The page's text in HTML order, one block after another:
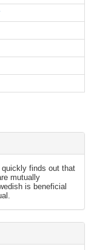
finds out that
mutually
is beneficial